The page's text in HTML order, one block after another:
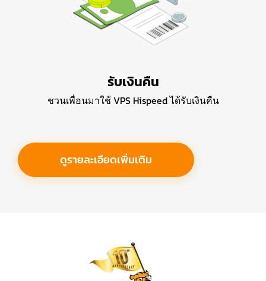
รับเงินคืน
ชวนเพื่อนมาใช้ VPS Hispeed ได้รับเงินคืน
ดูรายละเอียดเพิ่มเติม